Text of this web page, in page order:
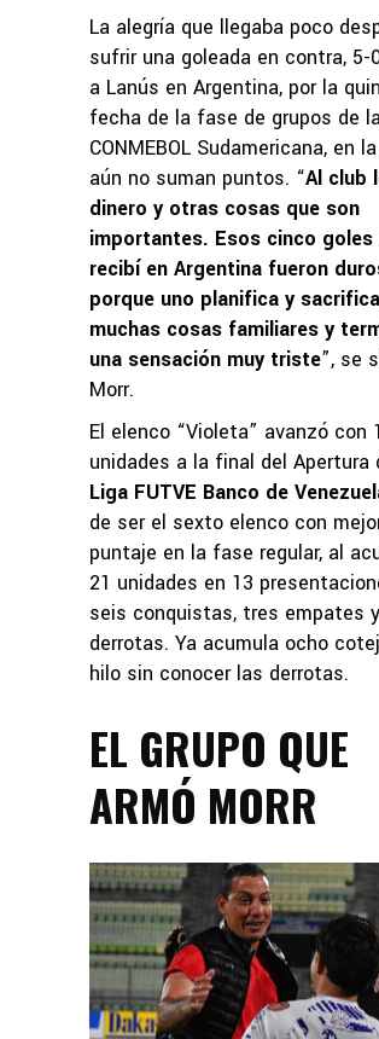
La alegría que llegaba poco
sufrir una goleada en contra, 5-
a Lanús en Argentina, por la
fecha de la fase de grupos de
CONMEBOL Sudamericana, en
aún no suman puntos. “Al club
dinero y otras cosas que son
importantes. Esos cinco goles
recibí en Argentina fueron
porque uno planifica y sacrifica
muchas cosas familiares y
una sensación muy triste”, se
Morr.
El elenco “Violeta” avanzó con
unidades a la final del Apertura
Liga FUTVE Banco de
de ser el sexto elenco con
puntaje en la fase regular, al
21 unidades en 13
seis conquistas, tres empates
derrotas. Ya acumula ocho
hilo sin conocer las derrotas.
EL GRUPO QUE
ARMÓ MORR